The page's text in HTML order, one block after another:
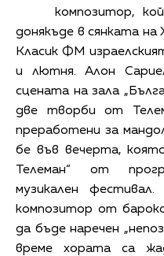
композитор,
донякъде в сянката на
Класик ФМ
и лютня. Алон
сцената на зала
две творби от
преработени за
бе във вечерта,
Телеман“ от
музикален
композитор от
да бъде наречен
време хората са